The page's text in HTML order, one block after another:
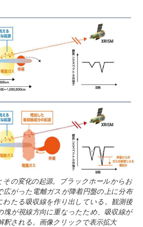
その変化の起源。ブラックホールからお
広がった電離ガスが降着円盤の上に分布
わたる吸収線を作り出している。観測後
塊が視線方向に重なったため、吸収線が
釈される。画像クリックで表示拡大